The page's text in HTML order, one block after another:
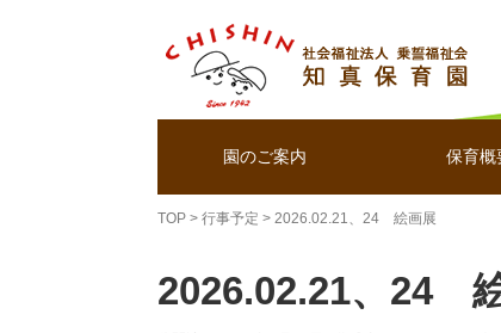
園のご案内 保育概
TOP > 行事予定 > 2026.02.21、24 絵画展
2026.02.21、24